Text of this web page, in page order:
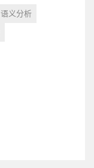
语义分析